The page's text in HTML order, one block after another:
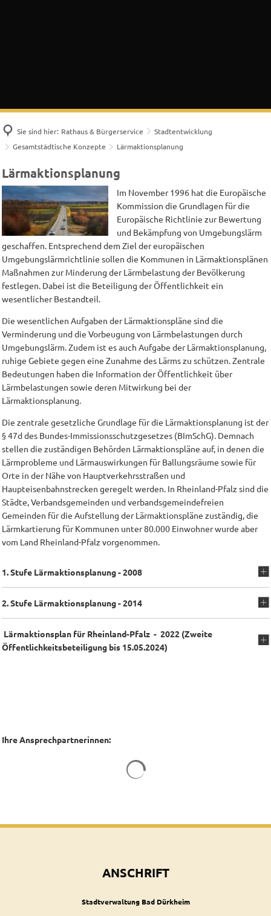
Sie sind hier: Rathaus & Bürgerservice
Stadtentwicklung
Gesamtstädtische Konzepte
Lärmaktionsplanung
Lärmaktionsplanung
Lärmaktionsplanung
Im November 1996 hat die Europäische
Kommission die Grundlagen für die
Europäische Richtlinie zur Bewertung
und Bekämpfung von Umgebungslärm
geschaffen. Entsprechend dem Ziel der europäischen
Umgebungslärmrichtlinie sollen die Kommunen in Lärmaktionsplänen
Maßnahmen zur Minderung der Lärmbelastung der Bevölkerung
festlegen. Dabei ist die Beteiligung der Öffentlichkeit ein
wesentlicher Bestandteil.
Die wesentlichen Aufgaben der Lärmaktionspläne sind die
Verminderung und die Vorbeugung von Lärmbelastungen durch
Umgebungslärm. Zudem ist es auch Aufgabe der Lärmaktionsplanung,
ruhige Gebiete gegen eine Zunahme des Lärms zu schützen. Zentrale
Bedeutungen haben die Information der Öffentlichkeit über
Lärmbelastungen sowie deren Mitwirkung bei der
Lärmaktionsplanung.
Die zentrale gesetzliche Grundlage für die Lärmaktionsplanung ist der
§ 47d des Bundes-Immissionsschutzgesetzes (BImSchG). Demnach
stellen die zuständigen Behörden Lärmaktionspläne auf, in denen die
Lärmprobleme und Lärmauswirkungen für Ballungsräume sowie für
Orte in der Nähe von Hauptverkehrsstraßen und
Haupteisenbahnstrecken geregelt werden. In Rheinland-Pfalz sind die
Städte, Verbandsgemeinden und verbandsgemeindefreien
Gemeinden für die Aufstellung der Lärmaktionspläne zuständig, die
Lärmkartierung für Kommunen unter 80.000 Einwohner wurde aber
vom Land Rheinland-Pfalz vorgenommen.
1. Stufe Lärmaktionsplanung - 2008
2. Stufe Lärmaktionsplanung - 2014
Lärmaktionsplan für Rheinland-Pfalz - 2022 (Zweite
Öffentlichkeitsbeteiligung bis 15.05.2024)
Ihre Ansprechpartnerinnen:
ANSCHRIFT
Stadtverwaltung Bad Dürkheim